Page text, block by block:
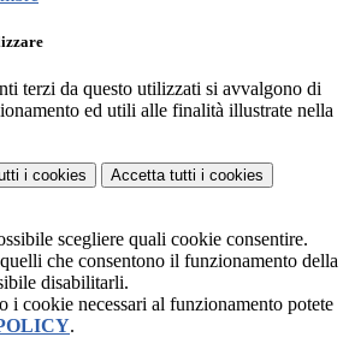
terzi da questo utilizzati si avvalgono di
ed utili alle finalità illustrate nella
i cookies Accetta tutti i cookies
scegliere quali cookie consentire.
che consentono il funzionamento della
disabilitarli.
i cookie necessari al funzionamento potete
.